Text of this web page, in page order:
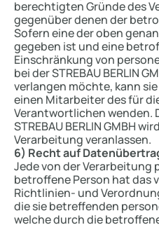
berechtigten Gründe des
gegenüber denen der
Sofern eine der oben
gegeben ist und eine
Einschränkung von
bei der STREBAU BERLIN
verlangen möchte, kann
einen Mitarbeiter des für
Verantwortlichen wenden.
STREBAU BERLIN GMBH
Verarbeitung veranlassen.
6) Recht auf
Jede von der Verarbeitung
betroffene Person hat das
Richtlinien- und
die sie betreffenden
welche durch die